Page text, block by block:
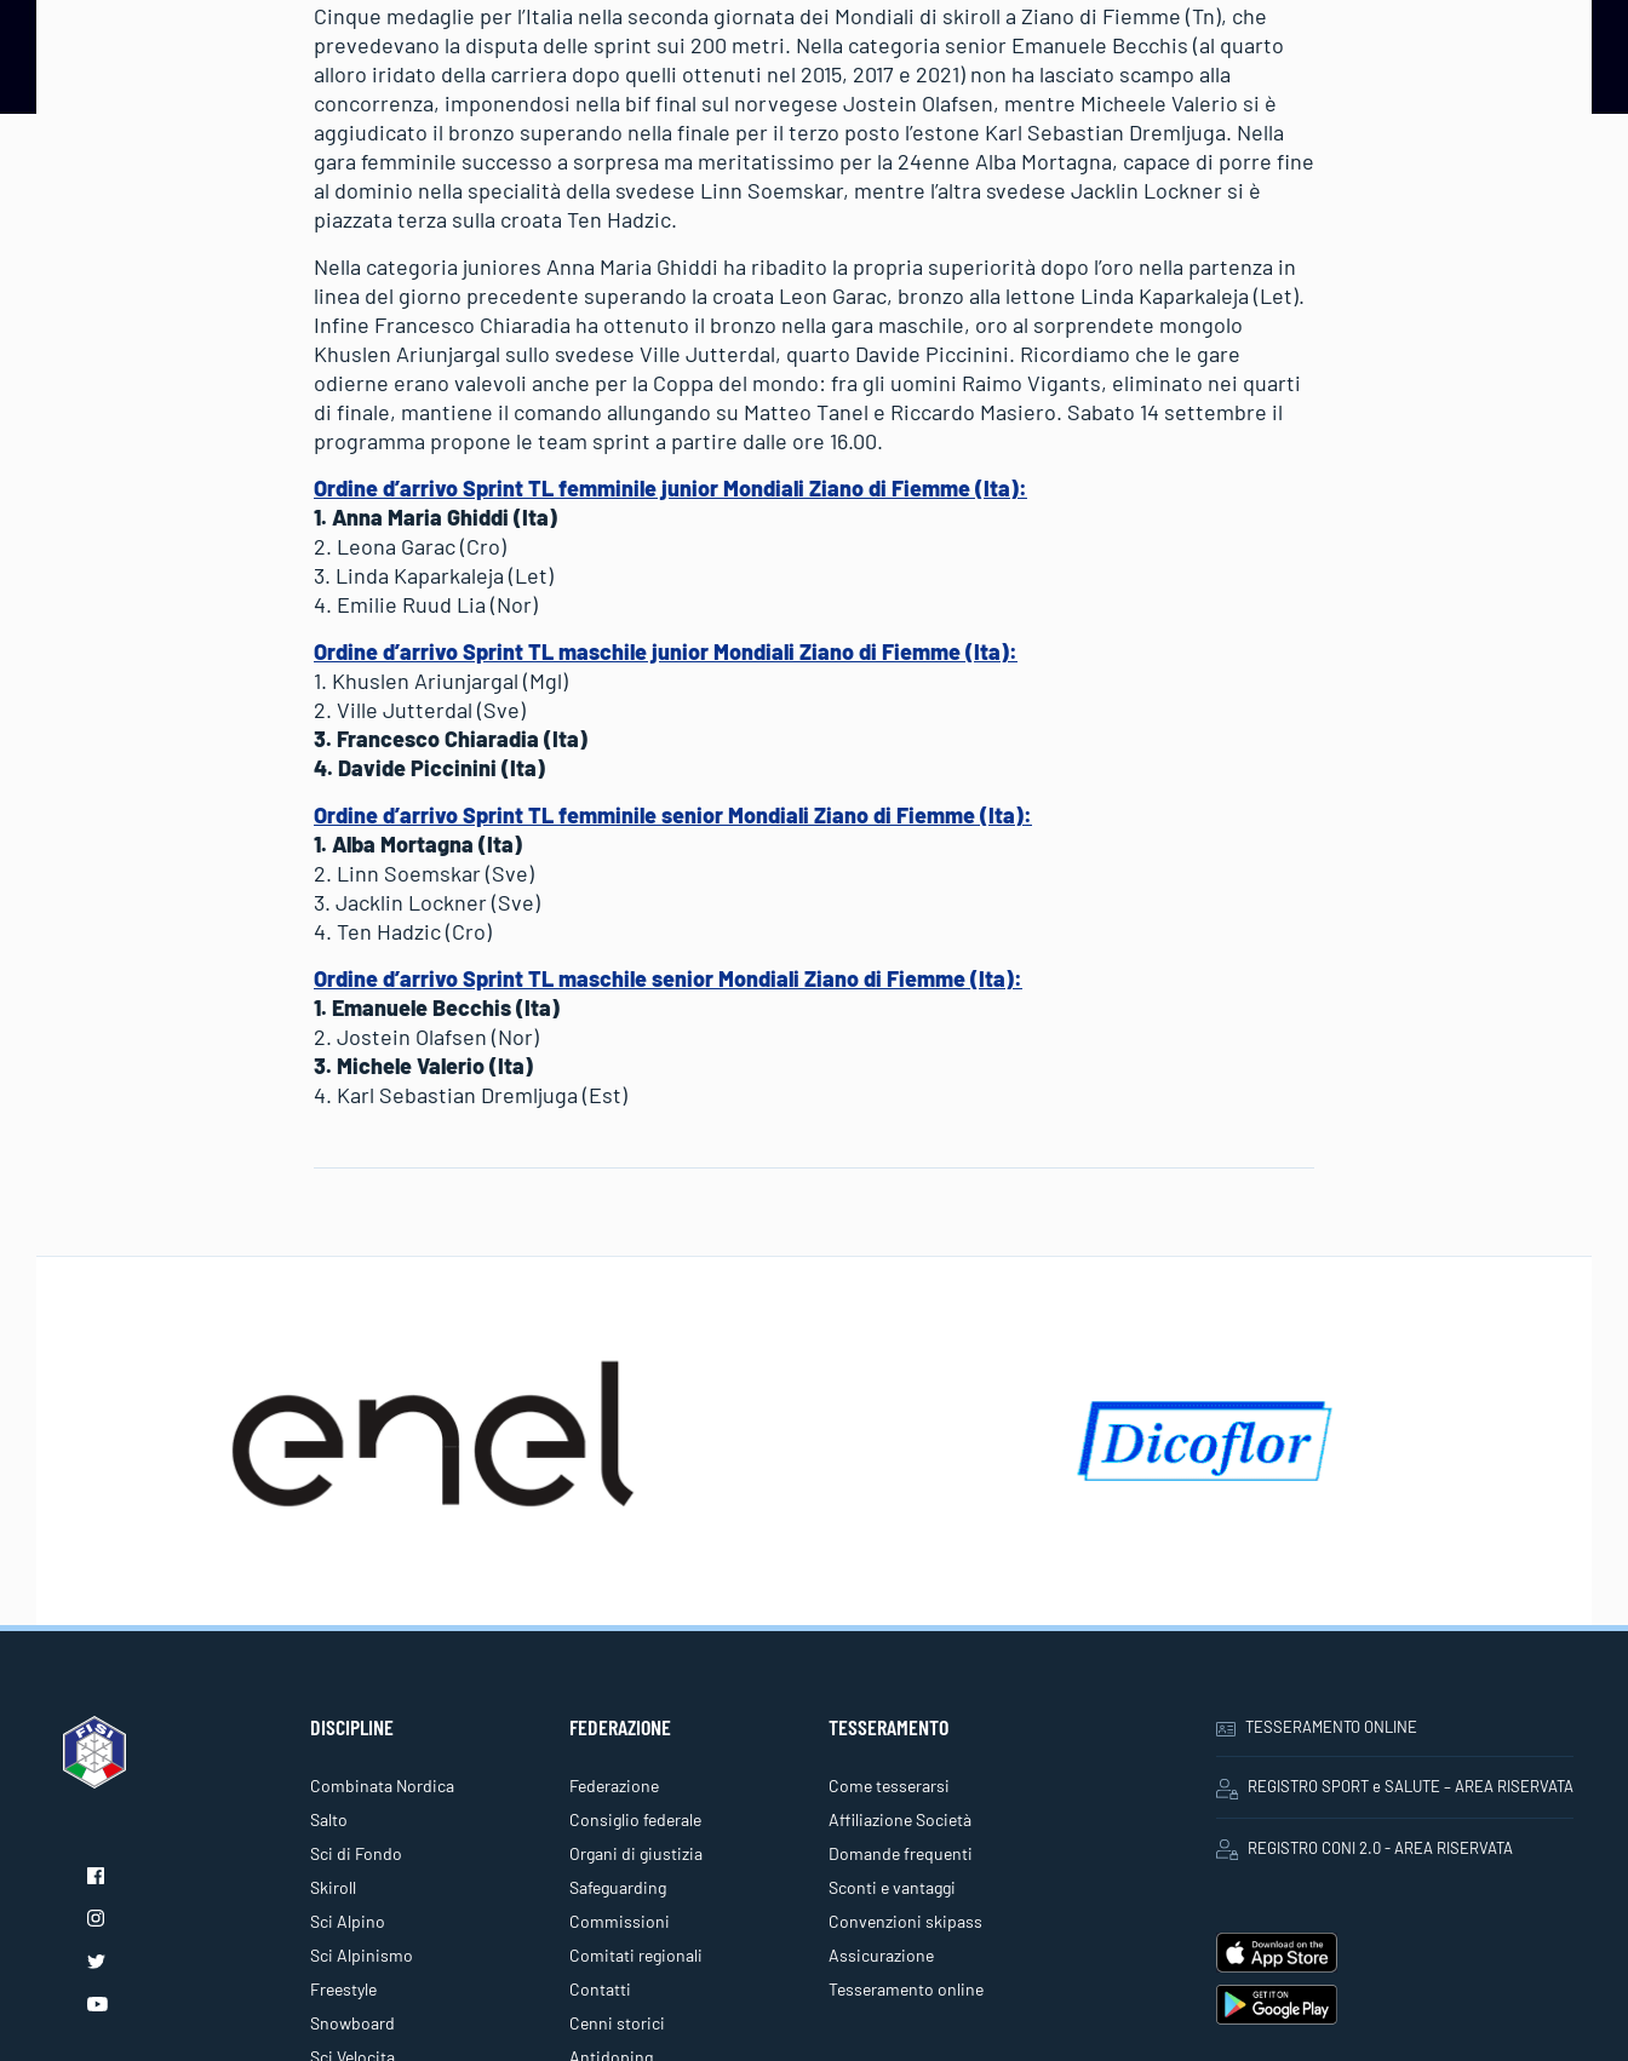
Cinque medaglie per l’Italia nella seconda giornata dei Mondiali di skiroll a Ziano di Fiemme (Tn), che
prevedevano la disputa delle sprint sui 200 metri. Nella categoria senior Emanuele Becchis (al quarto
alloro iridato della carriera dopo quelli ottenuti nel 2015, 2017 e 2021) non ha lasciato scampo alla
concorrenza, imponendosi nella bif final sul norvegese Jostein Olafsen, mentre Micheele Valerio si è
aggiudicato il bronzo superando nella finale per il terzo posto l’estone Karl Sebastian Dremljuga. Nella
gara femminile successo a sorpresa ma meritatissimo per la 24enne Alba Mortagna, capace di porre fine
al dominio nella specialità della svedese Linn Soemskar, mentre l’altra svedese Jacklin Lockner si è
piazzata terza sulla croata Ten Hadzic.
Nella categoria juniores Anna Maria Ghiddi ha ribadito la propria superiorità dopo l’oro nella partenza in
linea del giorno precedente superando la croata Leon Garac, bronzo alla lettone Linda Kaparkaleja (Let).
Infine Francesco Chiaradia ha ottenuto il bronzo nella gara maschile, oro al sorprendete mongolo
Khuslen Ariunjargal sullo svedese Ville Jutterdal, quarto Davide Piccinini. Ricordiamo che le gare
odierne erano valevoli anche per la Coppa del mondo: fra gli uomini Raimo Vigants, eliminato nei quarti
di finale, mantiene il comando allungando su Matteo Tanel e Riccardo Masiero. Sabato 14 settembre il
programma propone le team sprint a partire dalle ore 16.00.
Ordine d’arrivo Sprint TL femminile junior Mondiali Ziano di Fiemme (Ita):
1. Anna Maria Ghiddi (Ita)
2. Leona Garac (Cro)
3. Linda Kaparkaleja (Let)
4. Emilie Ruud Lia (Nor)
Ordine d’arrivo Sprint TL maschile junior Mondiali Ziano di Fiemme (Ita):
1. Khuslen Ariunjargal (Mgl)
2. Ville Jutterdal (Sve)
3. Francesco Chiaradia (Ita)
4. Davide Piccinini (Ita)
Ordine d’arrivo Sprint TL femminile senior Mondiali Ziano di Fiemme (Ita):
1. Alba Mortagna (Ita)
2. Linn Soemskar (Sve)
3. Jacklin Lockner (Sve)
4. Ten Hadzic (Cro)
Ordine d’arrivo Sprint TL maschile senior Mondiali Ziano di Fiemme (Ita):
1. Emanuele Becchis (Ita)
2. Jostein Olafsen (Nor)
3. Michele Valerio (Ita)
4. Karl Sebastian Dremljuga (Est)
DISCIPLINE
Combinata Nordica
Salto
Sci di Fondo
Skiroll
Sci Alpino
Sci Alpinismo
Freestyle
Snowboard
FEDERAZIONE
Federazione
Consiglio federale
Organi di giustizia
Safeguarding
Commissioni
Comitati regionali
Contatti
Cenni storici
TESSERAMENTO
Come tesserarsi
Affiliazione Società
Domande frequenti
Sconti e vantaggi
Convenzioni skipass
Assicurazione
Tesseramento online
TESSERAMENTO ONLINE
REGISTRO SPORT e SALUTE – AREA RISERVATA
REGISTRO CONI 2.0 - AREA RISERVATA